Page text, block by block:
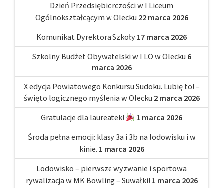
Dzień Przedsiębiorczości w I Liceum
Ogólnokształcącym w Olecku 22 marca 2026
Komunikat Dyrektora Szkoły 17 marca 2026
Szkolny Budżet Obywatelski w I LO w Olecku 6
marca 2026
X edycja Powiatowego Konkursu Sudoku. Lubię to! –
święto logicznego myślenia w Olecku 2 marca 2026
Gratulacje dla laureatek!
1 marca 2026
Środa pełna emocji: klasy 3a i 3b na lodowisku i w
kinie. 1 marca 2026
Lodowisko – pierwsze wyzwanie i sportowa
rywalizacja w MK Bowling – Suwałki! 1 marca 2026